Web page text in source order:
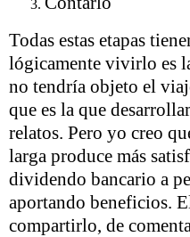
Todas estas etapas
lógicamente vivirlo es
no tendría objeto el
que es la que
relatos. Pero yo creo
larga produce más
dividendo bancario a
aportando beneficios.
compartirlo, de